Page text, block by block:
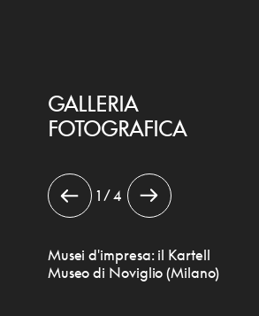
GALLERIA
FOTOGRAFICA
1 / 4
Musei d'impresa: il Kartell
Museo di Noviglio (Milano)